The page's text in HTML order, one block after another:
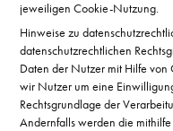
jeweiligen Cookie-Nutzung.
Hinweise zu
datenschutzrechtlichen
Daten der Nutzer mit Hilfe
wir Nutzer um eine
Rechtsgrundlage der
Andernfalls werden die